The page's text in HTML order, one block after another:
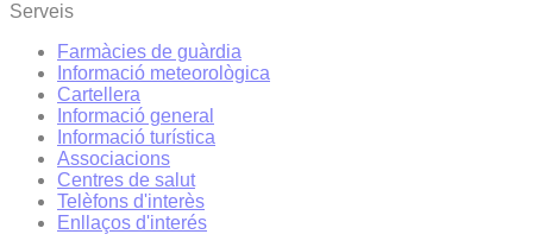
Serveis
Farmàcies de guàrdia
Informació meteorològica
Cartellera
Informació general
Informació turística
Associacions
Centres de salut
Telèfons d'interès
Enllaços d'interés